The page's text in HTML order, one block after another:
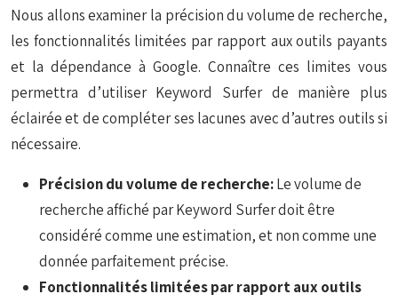
Nous allons examiner la précision du volume de recherche,
les fonctionnalités limitées par rapport aux outils payants
et la dépendance à Google. Connaître ces limites vous
permettra d’utiliser Keyword Surfer de manière plus
éclairée et de compléter ses lacunes avec d’autres outils si
nécessaire.
Précision du volume de recherche:Le volume de
recherche affiché par Keyword Surfer doit être
considéré comme une estimation, et non comme une
donnée parfaitement précise.
Fonctionnalités limitées par rapport aux outils